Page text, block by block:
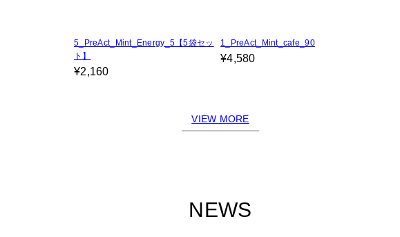
5_PreAct_Mint_Energy_5【5袋セッ
ト】
¥2,160
1_PreAct_Mint_cafe_90
¥4,580
VIEW MORE
NEWS